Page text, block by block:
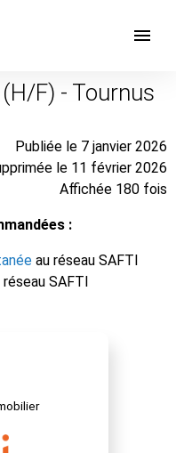
F) - Tournus
Publiée le 7 janvier 2026
le 11 février 2026
Affichée 180 fois
:
au réseau SAFTI
réseau SAFTI